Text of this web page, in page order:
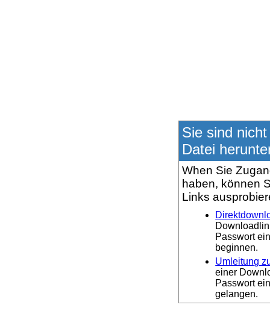
Sie sind
Datei
When Sie
haben, können
Links
Passwort
beginnen.
Umleitung
einer
Passwort
gelangen.